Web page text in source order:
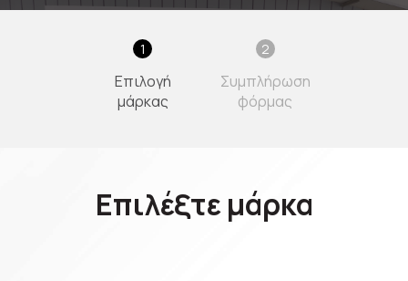
1
Επιλογή
μάρκας
2
Συμπλήρωση
φόρμας
Επιλέξτε μάρκα